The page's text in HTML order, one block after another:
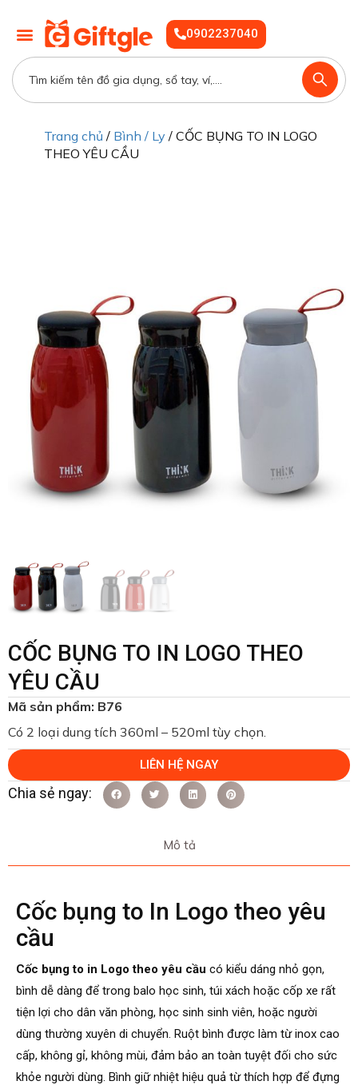
0902237040
Trang chủ / Bình / Ly / CỐC BỤNG TO IN LOGO
THEO YÊU CẦU
CỐC BỤNG TO IN LOGO THEO
YÊU CẦU
Mã sản phẩm: B76
Có 2 loại dung tích 360ml – 520ml tùy chọn.
LIÊN HỆ NGAY
Mô tả
Cốc bụng to In Logo theo yêu
cầu
Cốc bụng to in Logo theo yêu cầu có kiểu dáng nhỏ gọn,
bình dễ dàng để trong balo học sinh, túi xách hoặc cốp xe rất
tiện lợi cho dân văn phòng, học sinh sinh viên, hoặc người
dùng thường xuyên di chuyển. Ruột bình được làm từ inox cao
cấp, không gỉ, không mùi, đảm bảo an toàn tuyệt đối cho sức
khỏe người dùng. Bình giữ nhiệt hiệu quả từ thích hợp để đựng